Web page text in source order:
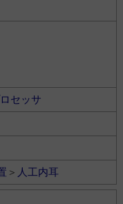
セッサ
＞ 人工内耳